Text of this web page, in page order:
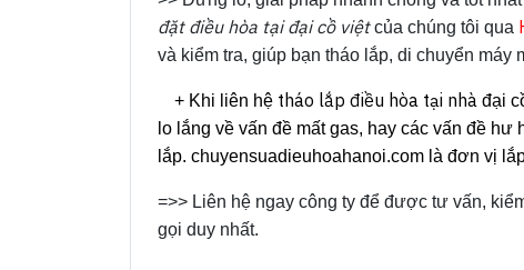
đặt điều hòa tại đại cồ việtcủa chúng tôi qua
và kiểm tra, giúp bạn tháo lắp, di chuyển máy
+ Khi liên hệ tháo lắp điều hòa tại nhà đại
lo lắng về vấn đề mất gas, hay các vấn đề hư
lắp. chuyensuadieuhoahanoi.com là đơn vị
=>> Liên hệ ngay công ty để được tư vấn,
gọi duy nhất.